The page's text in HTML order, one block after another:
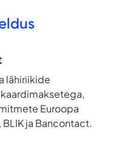
lähiriikide
Euroopa
ja Bancontact.